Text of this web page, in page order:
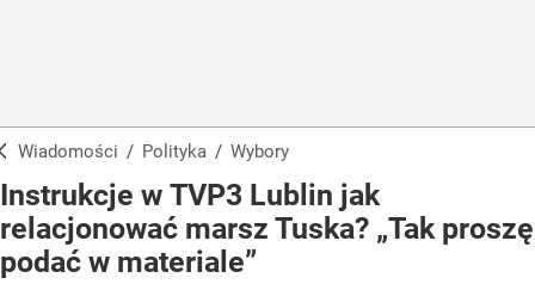
Wiadomości / Polityka / Wybory
Instrukcje w TVP3 Lublin jak
relacjonować marsz Tuska? „Tak proszę
podać w materiale”